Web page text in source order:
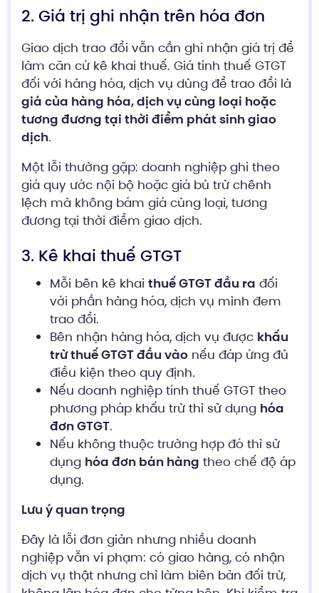
2. Giá trị ghi nhận trên hóa đơn
Giao dịch trao đổi vẫn cần ghi nhận giá trị để
làm căn cứ kê khai thuế. Giá tính thuế GTGT
đối với hàng hóa, dịch vụ dùng để trao đổi là
giá của hàng hóa, dịch vụ cùng loại hoặc
tương đương tại thời điểm phát sinh giao
dịch.
Một lỗi thường gặp: doanh nghiệp ghi theo
giá quy ước nội bộ hoặc giá bù trừ chênh
lệch mà không bám giá cùng loại, tương
đương tại thời điểm giao dịch.
3. Kê khai thuế GTGT
Mỗi bên kê khai thuế GTGT đầu ra đối
với phần hàng hóa, dịch vụ mình đem
trao đổi.
Bên nhận hàng hóa, dịch vụ được khấu
trừ thuế GTGT đầu vào nếu đáp ứng đủ
điều kiện theo quy định.
Nếu doanh nghiệp tính thuế GTGT theo
phương pháp khấu trừ thì sử dụng hóa
đơn GTGT.
Nếu không thuộc trường hợp đó thì sử
dụng hóa đơn bán hàng theo chế độ áp
dụng.
Lưu ý quan trọng
Đây là lỗi đơn giản nhưng nhiều doanh
nghiệp vẫn vi phạm: có giao hàng, có nhận
dịch vụ thật nhưng chỉ làm biên bản đối trừ,